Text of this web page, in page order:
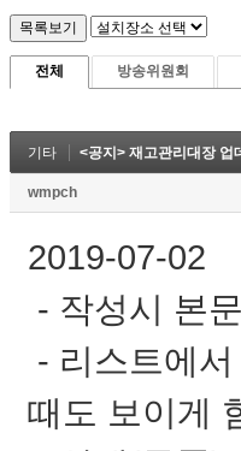
전체 방송위원회
기타 <공지> 재고관리대장 업
wmpch
2019-07-02
- 작성시 본
- 리스트에
때도 보이게